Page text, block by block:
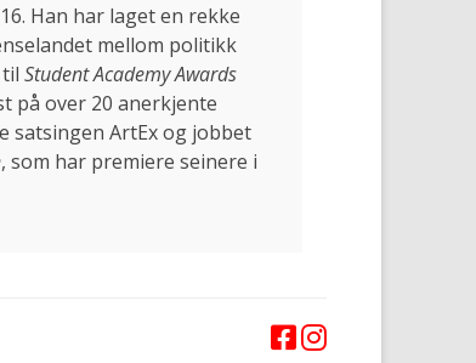
Han har laget en rekke
mellom politikk
Student Academy Awards
på over 20 anerkjente
satsingen ArtEx og jobbet
, som har premiere seinere i